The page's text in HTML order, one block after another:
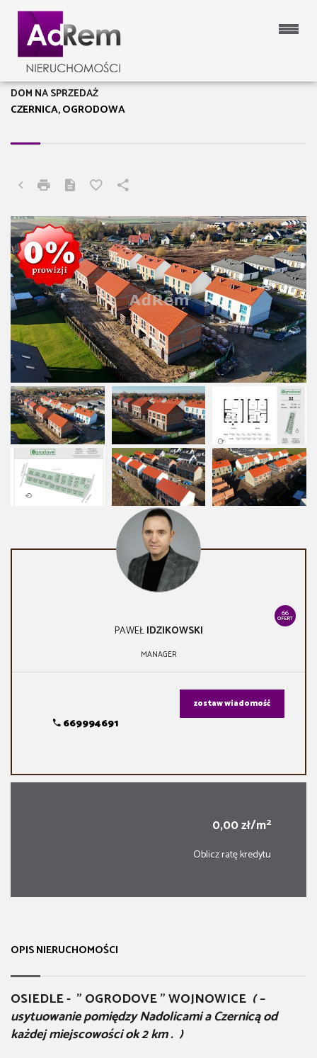
CZERNICA, OGRODOWA
DOM NA SPRZEDAŻ
66
OFERT
PAWEŁIDZIKOWSKI
MANAGER
669994691
zostaw wiadomość
0,00 zł/m2
Oblicz ratę kredytu
OPIS NIERUCHOMOŚCI
OSIEDLE - " OGRODOVE " WOJNOWICE ( –
usytuowanie pomiędzy Nadolicami a Czernicą od
każdej miejscowości ok 2 km . )